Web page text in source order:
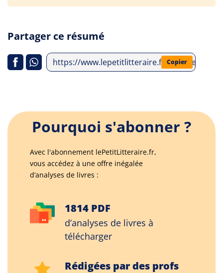
Partager ce résumé
https://www.lepetitlitteraire.fr/analyses-
Copier
Pourquoi s'abonner ?
Avec l'abonnement lePetitLitteraire.fr,
vous accédez à une offre inégalée
d’analyses de livres :
1814 PDF
d’analyses de livres à
télécharger
Rédigées par des profs